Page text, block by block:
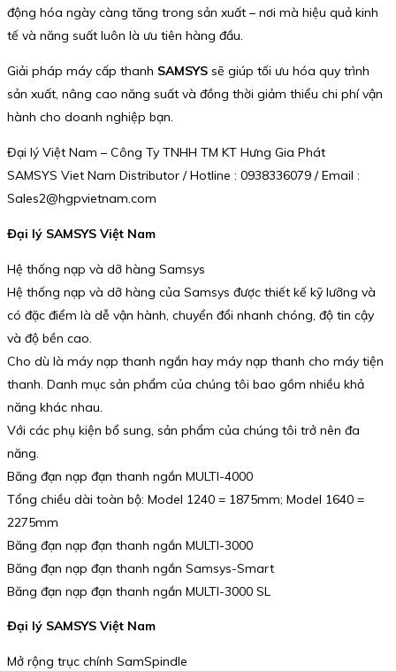
động hóa ngày càng tăng trong sản xuất – nơi mà hiệu quả kinh
tế và năng suất luôn là ưu tiên hàng đầu.
Giải pháp máy cấp thanh SAMSYS sẽ giúp tối ưu hóa quy trình
sản xuất, nâng cao năng suất và đồng thời giảm thiểu chi phí vận
hành cho doanh nghiệp bạn.
Đại lý Việt Nam – Công Ty TNHH TM KT Hưng Gia Phát
SAMSYS Viet Nam Distributor / Hotline : 0938336079 / Email :
Sales2@hgpvietnam.com
Đại lý SAMSYS Việt Nam
Hệ thống nạp và dỡ hàng Samsys
Hệ thống nạp và dỡ hàng của Samsys được thiết kế kỹ lưỡng và
có đặc điểm là dễ vận hành, chuyển đổi nhanh chóng, độ tin cậy
và độ bền cao.
Cho dù là máy nạp thanh ngắn hay máy nạp thanh cho máy tiện
thanh. Danh mục sản phẩm của chúng tôi bao gồm nhiều khả
năng khác nhau.
Với các phụ kiện bổ sung, sản phẩm của chúng tôi trở nên đa
năng.
Băng đạn nạp đạn thanh ngắn MULTI-4000
Tổng chiều dài toàn bộ: Model 1240 = 1875mm; Model 1640 =
2275mm
Băng đạn nạp đạn thanh ngắn MULTI-3000
Băng đạn nạp đạn thanh ngắn Samsys-Smart
Băng đạn nạp đạn thanh ngắn MULTI-3000 SL
Đại lý SAMSYS Việt Nam
Mở rộng trục chính SamSpindle